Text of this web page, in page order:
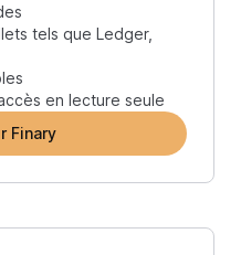
tels que Ledger,
en lecture seule
Finary